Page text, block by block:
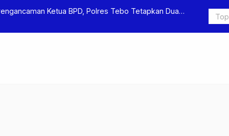
Ketua BPD, Polres Tebo Tetapkan Dua
Polres